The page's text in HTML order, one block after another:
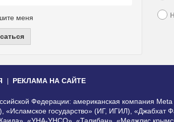
меня
РЕКЛАМА НА САЙТЕ
Федерации: американская компания
«Исламское государство» (ИГ, ИГИЛ),
«УНА-УНСО», «Талибан», «Меджлис